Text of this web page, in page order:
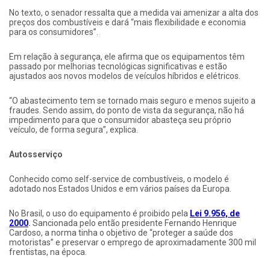
No texto, o senador ressalta que a medida vai amenizar a alta dos
preços dos combustíveis e dará “mais flexibilidade e economia
para os consumidores”.
Em relação à segurança, ele afirma que os equipamentos têm
passado por melhorias tecnológicas significativas e estão
ajustados aos novos modelos de veículos híbridos e elétricos.
“O abastecimento tem se tornado mais seguro e menos sujeito a
fraudes. Sendo assim, do ponto de vista da segurança, não há
impedimento para que o consumidor abasteça seu próprio
veículo, de forma segura”, explica.
Autosserviço
Conhecido como self-service de combustíveis, o modelo é
adotado nos Estados Unidos e em vários países da Europa.
No Brasil, o uso do equipamento é proibido pela Lei 9.956, de
2000. Sancionada pelo então presidente Fernando Henrique
Cardoso, a norma tinha o objetivo de “proteger a saúde dos
motoristas” e preservar o emprego de aproximadamente 300 mil
frentistas, na época.